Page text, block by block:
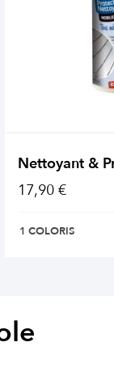
Nettoyant &
17,90 €
1 COLORIS